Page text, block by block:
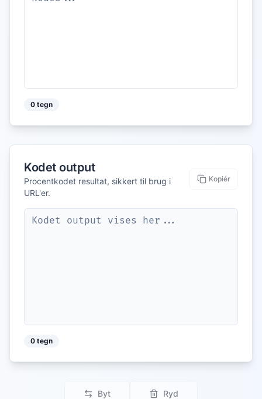
0 tegn
Kodet output
Procentkodet resultat, sikkert til brug i
URL'er.
Kopiér
0 tegn
Byt Ryd